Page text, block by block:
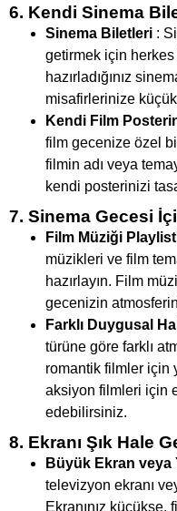
6. Kendi Sinema
Sinema Biletleri :
getirmek için herkes
hazırladığınız
misafirlerinize
Kendi Film
film gecenize özel
filmin adı veya
kendi posterinizi
7. Sinema Gecesi
Film Müziği
müzikleri ve film
hazırlayın. Film
gecenizin
Farklı Duygusal
türüne göre farklı
romantik filmler için
aksiyon filmleri için
edebilirsiniz.
8. Ekranı Şık Hale
Büyük Ekran veya
televizyon ekranı
Ekranınız küçükse,